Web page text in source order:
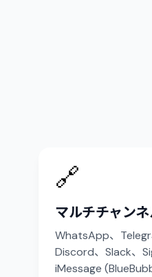
🔗
マルチチャン
WhatsApp、
Discord、Slack、
iMessage